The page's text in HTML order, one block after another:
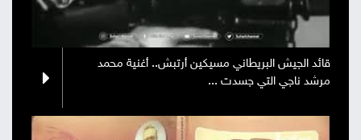
قائد الجيش البريطاني مسيكين أرتبش.. أغنية محمد
مرشد ناجي التي جسدت ...